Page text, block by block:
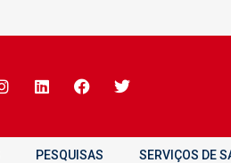
PESQUISAS SERVIÇOS DE